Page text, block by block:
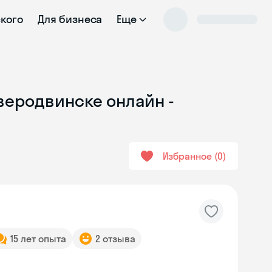
Для бизнеса Еще
онлайн -
Избранное 0
15 лет опыта 2 отзыва